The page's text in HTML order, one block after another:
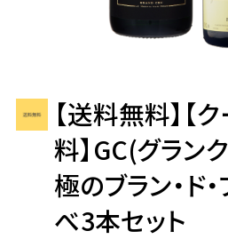
【送料無料】【
料】GC(グラン
極のブラン・ド
べ3本セット